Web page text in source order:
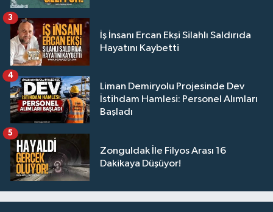
İş İnsanı Ercan Ekşi Silahlı Saldırıda
Hayatını Kaybetti
3
Liman Demiryolu Projesinde Dev
İstihdam Hamlesi: Personel Alımları
Başladı
4
Zonguldak İle Filyos Arası 16
Dakikaya Düşüyor!
5